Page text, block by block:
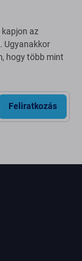
az
Ugyanakkor
hogy több mint
Feliratkozás